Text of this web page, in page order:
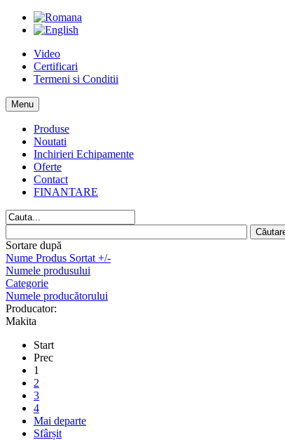
Video
Certificari
Termeni si Conditii
Menu
Produse
Noutati
Inchirieri Echipamente
Oferte
Contact
FINANTARE
Sortare după
Nume Produs Sortat +/-
Numele produsului
Categorie
Numele producătorului
Producator:
Makita
Start
Prec
1
2
3
4
Mai departe
Sfârșit